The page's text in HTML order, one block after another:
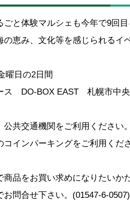
と体験マルシェも今年で9回目
恵み、文化等を感じられるイ
曜日の2日間
DO-BOX EAST 札幌市中央
共交通機関をご利用ください。
インパーキングをご利用くださ
品をお買い求めになりたいかた
問合せ下さい。(01547-6-0507)